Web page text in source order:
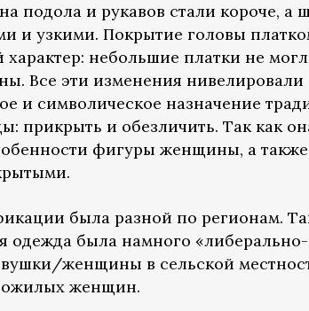
подола и рукавов стали короче, а
и узкими. Покрытие головы
характер: небольшие платки не
Все эти изменения нивелировали
и символическое назначение
прикрыть и обезличить. Так как
фигуры женщины, а также
была разной по регионам.
одежда была намного
женщины в сельской
женщин.